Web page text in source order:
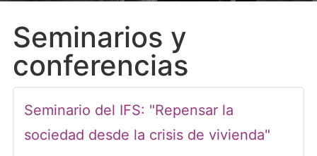
Seminarios y
conferencias
Seminario del IFS: "Repensar la
sociedad desde la crisis de vivienda"